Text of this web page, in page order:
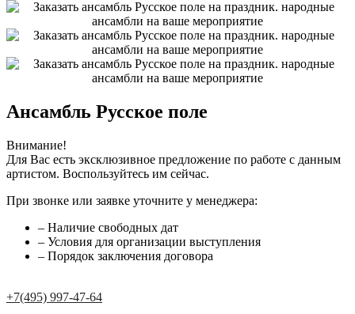
Ансамбль Русское поле
Внимание!
Для Вас есть эксклюзивное предложение по работе с данным
артистом. Воспользуйтесь им сейчас.
При звонке или заявке уточните у менеджера:
– Наличие свободных дат
– Условия для организации выступления
– Порядок заключения договора
+7(495) 997-47-64